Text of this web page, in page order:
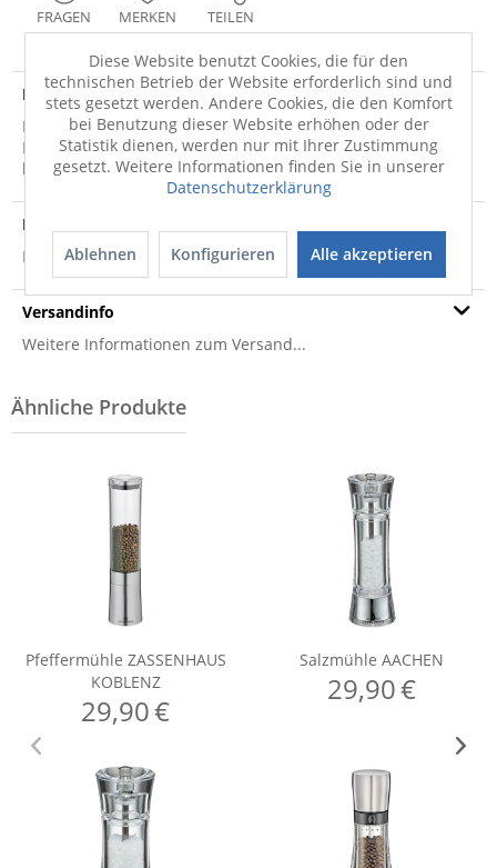
FRAGEN MERKEN TEILEN
Produktdetails
Bei Fragen zum Produkt oder weiteren
Konfigurationswünschen beraten wir Sie gerne montags
bis...mehr
Produktsicherheit
Produktsicherheit
Versandinfo
Weitere Informationen zum Versand...
Diese Website benutzt Cookies, die für den
technischen Betrieb der Website erforderlich sind und
stets gesetzt werden. Andere Cookies, die den Komfort
bei Benutzung dieser Website erhöhen oder der
Statistik dienen, werden nur mit Ihrer Zustimmung
gesetzt. Weitere Informationen finden Sie in unserer
Datenschutzerklärung
Ablehnen Konfigurieren Alle akzeptieren